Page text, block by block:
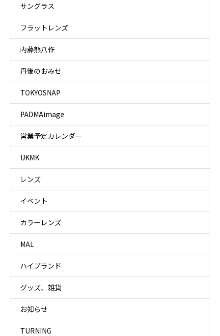
サングラス
フラットレンズ
内藤熊八作
丹後のおみせ
TOKYOSNAP
PADMAimage
営業予定カレンダー
UKMK
レンズ
イベント
カラーレンズ
MAL
ハイブランド
グッズ、雑貨
お知らせ
TURNING